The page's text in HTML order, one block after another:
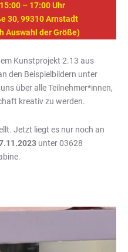
– 17:00 Uhr
30, 99310 Arnstadt
Auswahl der Größe)
Kunstprojekt 2.13 aus
den Beispielbildern unter
über alle Teilnehmer*innen,
kreativ zu werden.
Jetzt liegt es nur noch an
unter 03628